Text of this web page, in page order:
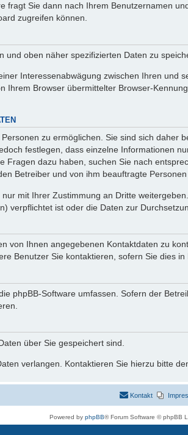
fragt Sie dann nach Ihrem Benutzernamen
zugreifen können.
oben näher spezifizierten Daten zu
Interessenabwägung zwischen Ihren und
Ihrem Browser übermittelter Browser-
zu ermöglichen. Sie sind sich daher
festlegen, dass einzelne Informationen
Fragen dazu haben, suchen Sie nach
Betreiber und von ihm beauftragte
mit Ihrer Zustimmung an Dritte
verpflichtet ist oder die Daten zur
von Ihnen angegebenen Kontaktdaten zu
Benutzer Sie kontaktieren, sofern Sie dies
phpBB-Software umfassen. Sofern der
über Sie gespeichert sind.
verlangen. Kontaktieren Sie hierzu bitte
Kontakt
Powered by phpBB® Forum Software © phpBB